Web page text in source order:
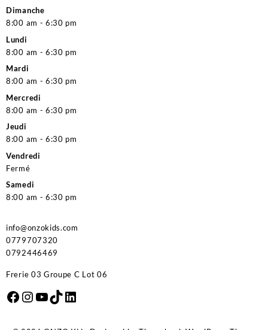
Dimanche
8:00 am - 6:30 pm
Lundi
8:00 am - 6:30 pm
Mardi
8:00 am - 6:30 pm
Mercredi
8:00 am - 6:30 pm
Jeudi
8:00 am - 6:30 pm
Vendredi
Fermé
Samedi
8:00 am - 6:30 pm
info@onzokids.com
0779707320
0792446469
Frerie 03 Groupe C Lot 06
Facebook
Instagram
YouTube
TikTok
LinkedIn